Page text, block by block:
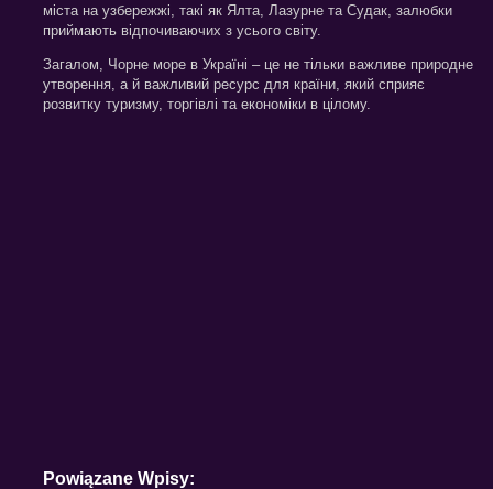
міста на узбережжі, такі як Ялта, Лазурне та Судак, залюбки
приймають відпочиваючих з усього світу.
Загалом, Чорне море в Україні – це не тільки важливе природне
утворення, а й важливий ресурс для країни, який сприяє
розвитку туризму, торгівлі та економіки в цілому.
Powiązane Wpisy: